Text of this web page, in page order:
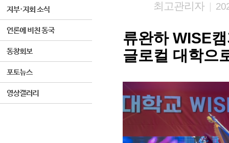
최고관리자
류완하 WISE
글로컬 대학으